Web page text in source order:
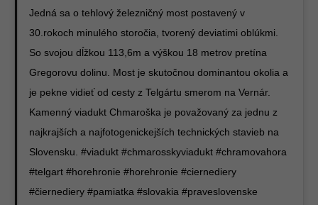
Jedná sa o tehlový železničný most postavený v
30.rokoch minulého storočia, tvorený deviatimi oblúkmi.
So svojou dĺžkou 113,6m a výškou 18 metrov pretína
Gregorovu dolinu. Most je skutočnou dominantou okolia a
je pekne vidieť od cesty z Telgártu smerom na Vernár.
Kamenný viadukt Chmaroška je považovaný za jednu z
najkrajších a najfotogenickejších technických stavieb na
Slovensku. #viadukt #chmarosskyviadukt #chramovahora
#telgart #horehronie #horehronie #ciernediery
#čiernediery #pamiatka #slovakia #praveslovenske